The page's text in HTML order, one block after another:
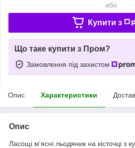
або
Купити з
Що таке купити з Пром?
Замовлення під захистом
Опис Характеристики
Опис
Ласощі м'ясні льодяник на кісточці з